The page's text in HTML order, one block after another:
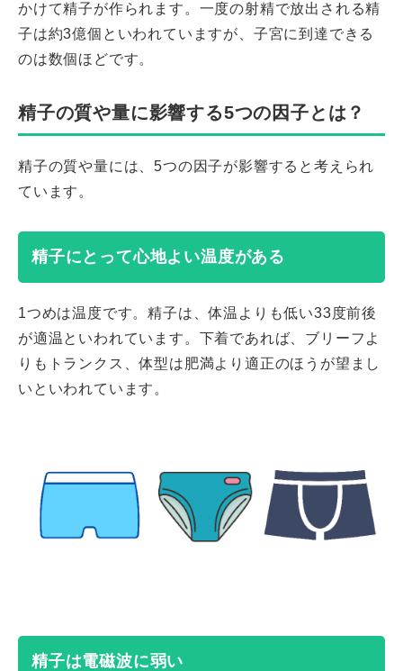
かけて精子が作られます。一度の射精で放出される精
子は約3億個といわれていますが、子宮に到達できる
のは数個ほどです。
精子の質や量に影響する5つの因子とは？
精子の質や量には、5つの因子が影響すると考えられ
ています。
精子にとって心地よい温度がある
1つめは温度です。精子は、体温よりも低い33度前後
が適温といわれています。下着であれば、ブリーフよ
りもトランクス、体型は肥満より適正のほうが望まし
いといわれています。
精子は電磁波に弱い